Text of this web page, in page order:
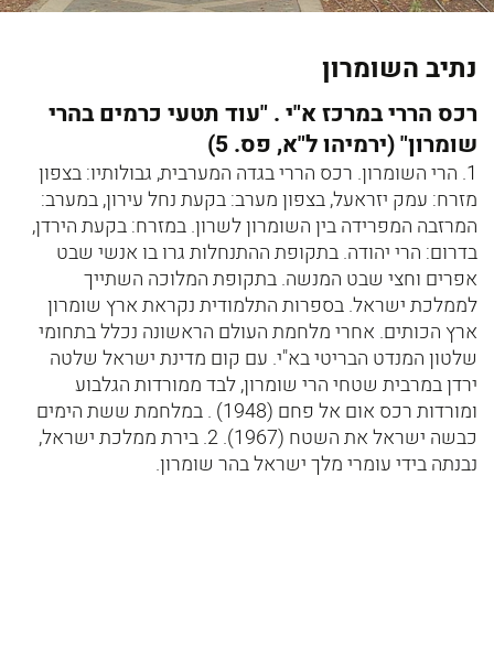
נתיב השומרון
רכס הררי במרכז א"י . "עוד תטעי כרמים בהרי
שומרון" (ירמיהו ל"א, פס. 5)
1. הרי השומרון. רכס הררי בגדה המערבית, גבולותיו: בצפון
מזרח: עמק יזראעל, בצפון מערב: בקעת נחל עירון, במערב:
המרזבה המפרידה בין השומרון לשרון. במזרח: בקעת הירדן,
בדרום: הרי יהודה. בתקופת ההתנחלות גרו בו אנשי שבט
אפרים וחצי שבט המנשה. בתקופת המלוכה השתייך
לממלכת ישראל. בספרות התלמודית נקראת ארץ שומרון
ארץ הכותים. אחרי מלחמת העולם הראשונה נכלל בתחומי
שלטון המנדט הבריטי בא"י. עם קום מדינת ישראל שלטה
ירדן במרבית שטחי הרי שומרון, לבד ממורדות הגלבוע
ומורדות רכס אום אל פחם (1948) . במלחמת ששת הימים
כבשה ישראל את השטח (1967). 2. בירת ממלכת ישראל,
נבנתה בידי עומרי מלך ישראל בהר שומרון.